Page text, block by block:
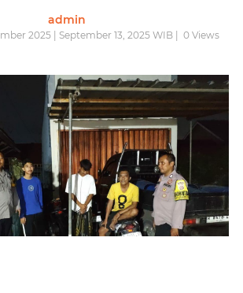
admin
2025 | September 13, 2025 WIB | 0Views